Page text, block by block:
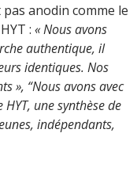
pas anodin comme le
: « Nous avons
authentique, il
identiques. Nos
», “Nous avons avec
une synthèse de
indépendants,